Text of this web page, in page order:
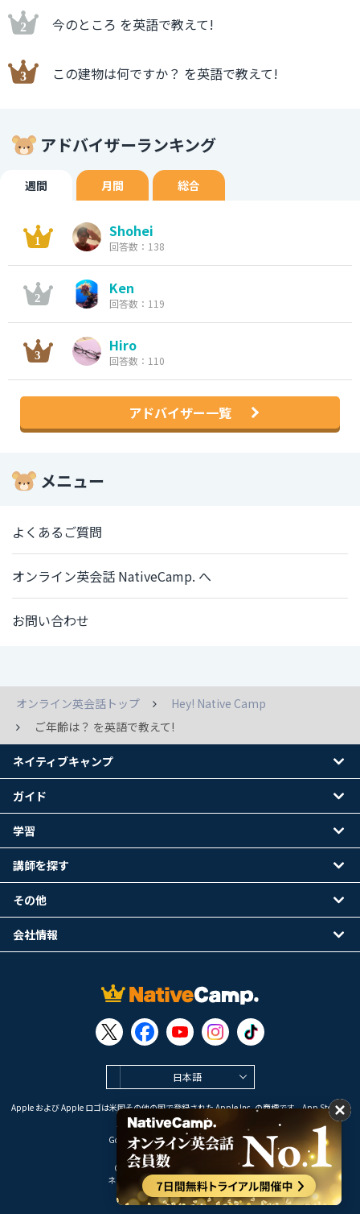
今のところ を英語で教えて!
この建物は何ですか？ を英語で教えて!
アドバイザーランキング
週間 月間 総合
Shohei
回答数：138
Ken
回答数：119
Hiro
回答数：110
アドバイザー一覧
メニュー
よくあるご質問
オンライン英会話 NativeCamp. へ
お問い合わせ
オンライン英会話トップ
Hey! Native Camp
ご年齢は？ を英語で教えて!
日本語
Apple および Apple ロゴは米国その他の国で登録された Apple Inc. の商標です。App Store は
Apple Inc. のサービスマークです。
Google Play は Google LLC の商標です。
Copyright © 2026 オンライン英会話
ネイティブキャンプ All Rights Reserved.
ネイティブキャンプ
ガイド
学習
講師を探す
その他
会社情報